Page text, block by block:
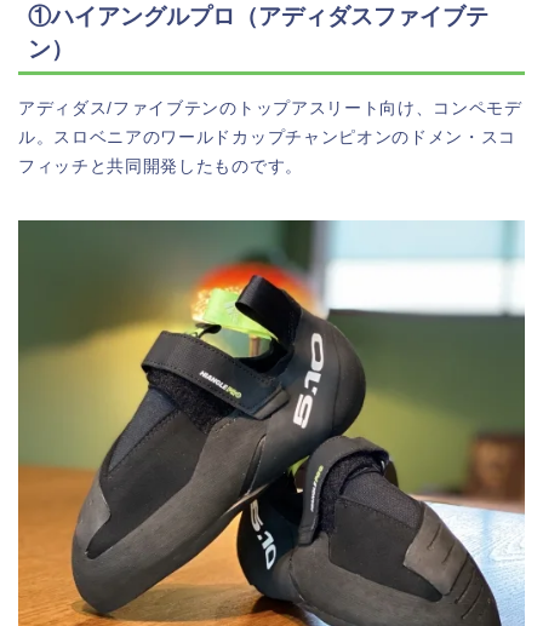
①ハイアングルプロ（アディダスファイブテ
ン）
アディダス/ファイブテンのトップアスリート向け、コンペモデ
ル。スロベニアのワールドカップチャンピオンのドメン・スコ
フィッチと共同開発したものです。